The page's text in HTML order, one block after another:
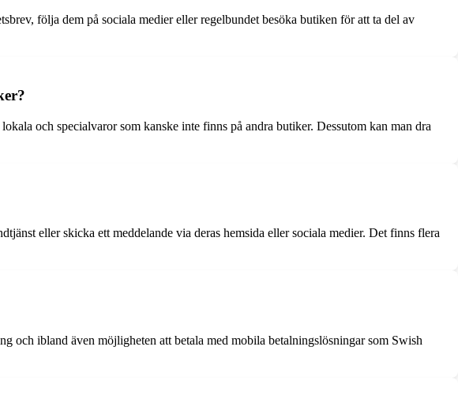
följa dem på sociala medier eller regelbundet besöka butiken för att ta del av
och specialvaror som kanske inte finns på andra butiker. Dessutom kan man dra
eller skicka ett meddelande via deras hemsida eller sociala medier. Det finns flera
ibland även möjligheten att betala med mobila betalningslösningar som Swish